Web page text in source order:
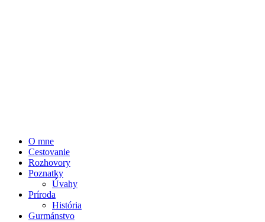
O mne
Cestovanie
Rozhovory
Poznatky
Úvahy
Príroda
História
Gurmánstvo